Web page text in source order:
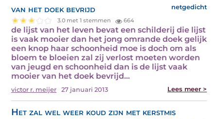
van het doek bevrijd netgedicht
3.0 met 1 stemmen 664
de lijst van het leven bevat een schilderij die lijst
is vaak mooier dan het jong omrande doek gelijk
een knop haar schoonheid moe is doch om als
bloem te bloeien zal zij verlost moeten worden
van jeugd en schoonheid dan is de lijst vaak
mooier van het doek bevrijd…
victor r. meijer 27 januari 2013 Lees meer >
Het zal wel weer koud zijn met kerstmis